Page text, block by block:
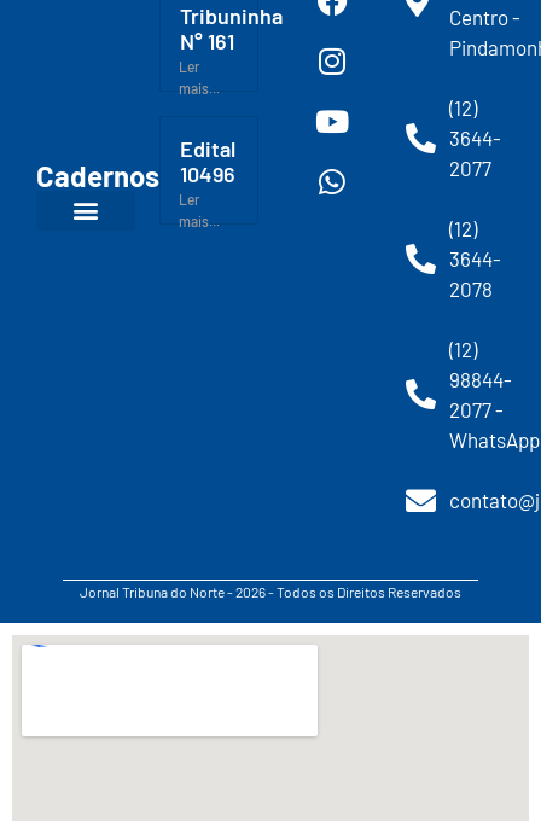
Cadernos
Tribuninha
N° 161
Ler
mais...
Edital
10496
Ler
mais...
Centro -
(12)
3644-
2077
(12)
3644-
2078
(12)
98844-
2077 -
WhatsApp
Jornal Tribuna do Norte - 2026 - Todos os Direitos Reservados